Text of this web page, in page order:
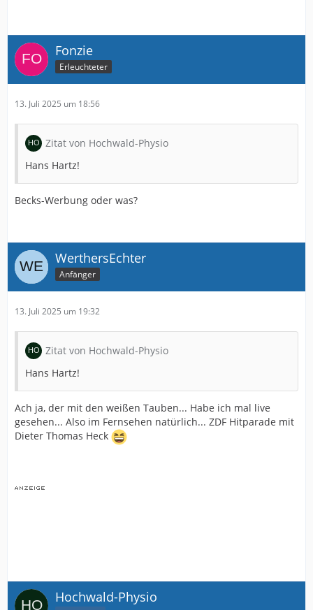
Fonzie
Erleuchteter
13. Juli 2025 um 18:56
Zitat von Hochwald-Physio
Hans Hartz!
Becks-Werbung oder was?
WerthersEchter
Anfänger
13. Juli 2025 um 19:32
Zitat von Hochwald-Physio
Hans Hartz!
Ach ja, der mit den weißen Tauben... Habe ich mal live
gesehen... Also im Fernsehen natürlich... ZDF Hitparade mit
Dieter Thomas Heck
Hochwald-Physio